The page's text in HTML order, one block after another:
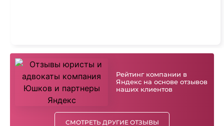
Рейтинг компании в
Яндекс на основе отзывов
наших клиентов
СМОТРЕТЬ ДРУГИЕ ОТЗЫВЫ